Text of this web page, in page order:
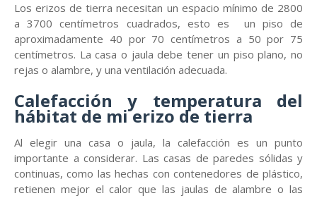
Los erizos de tierra necesitan un espacio mínimo de 2800
a 3700 centímetros cuadrados, esto es un piso de
aproximadamente 40 por 70 centímetros a 50 por 75
centímetros. La casa o jaula debe tener un piso plano, no
rejas o alambre, y una ventilación adecuada.
Calefacción y temperatura del
hábitat de mi erizo de tierra
Al elegir una casa o jaula, la calefacción es un punto
importante a considerar. Las casas de paredes sólidas y
continuas, como las hechas con contenedores de plástico,
retienen mejor el calor que las jaulas de alambre o las